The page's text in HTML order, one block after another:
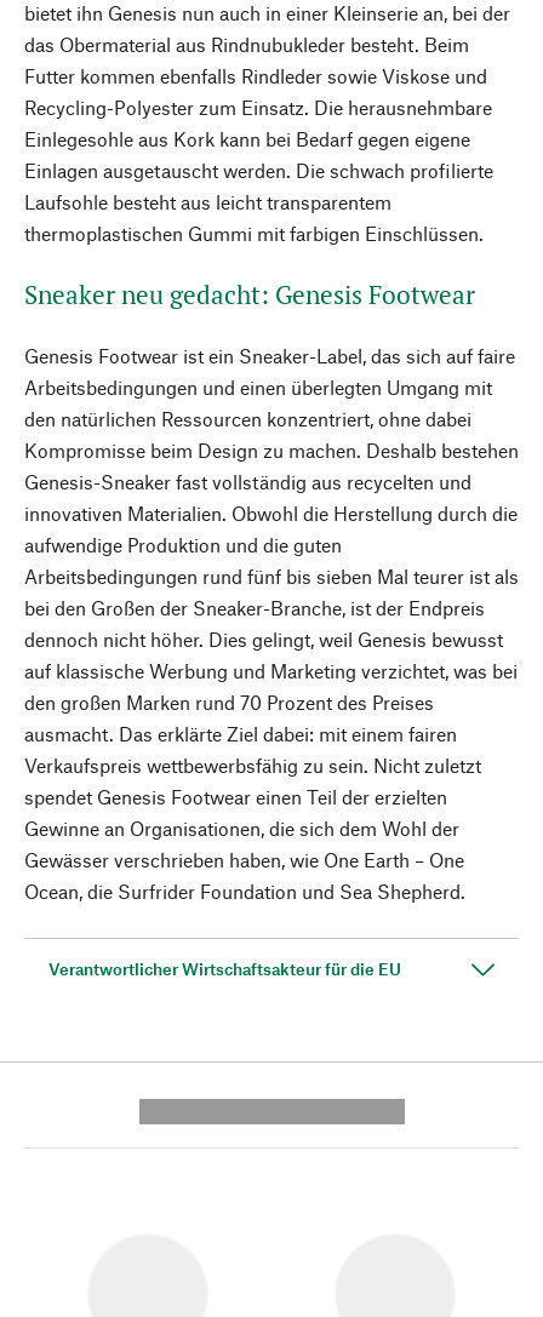
bietet ihn Genesis nun auch in einer Kleinserie an, bei der
das Obermaterial aus Rindnubukleder besteht. Beim
Futter kommen ebenfalls Rindleder sowie Viskose und
Recycling-Polyester zum Einsatz. Die herausnehmbare
Einlegesohle aus Kork kann bei Bedarf gegen eigene
Einlagen ausgetauscht werden. Die schwach profilierte
Laufsohle besteht aus leicht transparentem
thermoplastischen Gummi mit farbigen Einschlüssen.
Sneaker neu gedacht: Genesis Footwear
Genesis Footwear ist ein Sneaker-Label, das sich auf faire
Arbeitsbedingungen und einen überlegten Umgang mit
den natürlichen Ressourcen konzentriert, ohne dabei
Kompromisse beim Design zu machen. Deshalb bestehen
Genesis-Sneaker fast vollständig aus recycelten und
innovativen Materialien. Obwohl die Herstellung durch die
aufwendige Produktion und die guten
Arbeitsbedingungen rund fünf bis sieben Mal teurer ist als
bei den Großen der Sneaker-Branche, ist der Endpreis
dennoch nicht höher. Dies gelingt, weil Genesis bewusst
auf klassische Werbung und Marketing verzichtet, was bei
den großen Marken rund 70 Prozent des Preises
ausmacht. Das erklärte Ziel dabei: mit einem fairen
Verkaufspreis wettbewerbsfähig zu sein. Nicht zuletzt
spendet Genesis Footwear einen Teil der erzielten
Gewinne an Organisationen, die sich dem Wohl der
Gewässer verschrieben haben, wie One Earth – One
Ocean, die Surfrider Foundation und Sea Shepherd.
Verantwortlicher Wirtschaftsakteur für die EU